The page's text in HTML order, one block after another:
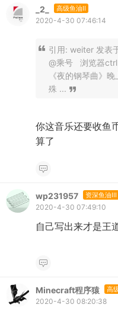
_2_ 高级鱼油II
2020-4-30 07:46:14
引用: weiter 发表
@乘号 浏览器ctrl
《夜的钢琴曲》
殊 ...
你这音乐还要收鱼
算了
wp231957 资深鱼油III
2020-4-30 07:49:10
自己写出来才是王
Minecraft程序猿 高
2020-4-30 08:20:38